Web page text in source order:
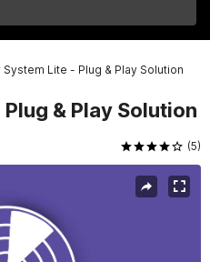
System Lite - Plug & Play Solution
& Play Solution
(5)